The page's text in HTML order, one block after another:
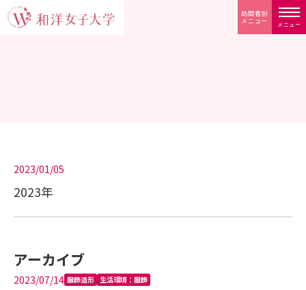
メニュー
訪問者別
メニュー
2023/01/05
2023年
アーカイブ
2023/07/14 服飾造形 生活環境：服飾